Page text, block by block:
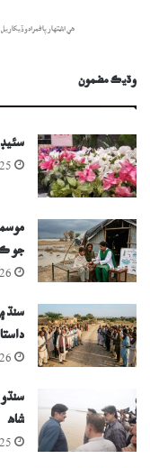
هي اشتهار پاڻمرادو
وڌيڪ مضمون
جو
سنڌ
شاھ